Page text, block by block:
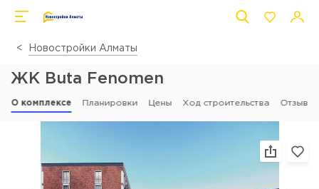
Новостройки Алматы
ЖК Buta Fenomen
О комплексе Планировки Цены Ход строительства Отзывы